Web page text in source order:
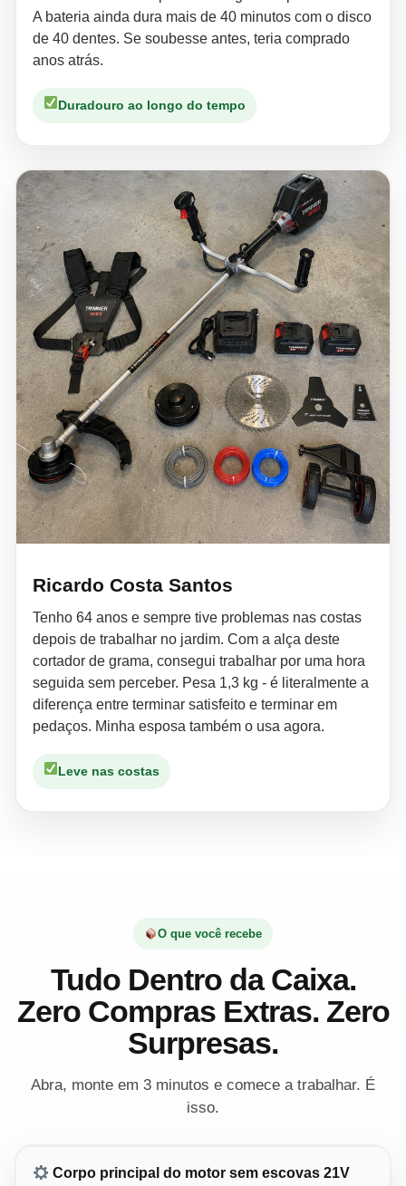
A bateria ainda dura mais de 40 minutos com o disco
de 40 dentes. Se soubesse antes, teria comprado
anos atrás.
Duradouro ao longo do tempo
Ricardo Costa Santos
Tenho 64 anos e sempre tive problemas nas costas
depois de trabalhar no jardim. Com a alça deste
cortador de grama, consegui trabalhar por uma hora
seguida sem perceber. Pesa 1,3 kg - é literalmente a
diferença entre terminar satisfeito e terminar em
pedaços. Minha esposa também o usa agora.
Leve nas costas
O que você recebe
Tudo Dentro da Caixa.
Zero Compras Extras. Zero
Surpresas.
Abra, monte em 3 minutos e comece a trabalhar. É
isso.
Corpo principal do motor sem escovas 21V